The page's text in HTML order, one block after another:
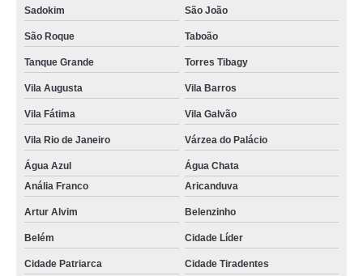
tomografia da coluna lombar Jardim Aracília
tomografias axial Parque São Lucas
tomografia pulmonar em sp Mauá
tomografia pulmonar Bela Vista
preço de tomografia lombar Jaçanã
tomografia dos rins em sp São Roque
clínica para tomografia pulmonar Belenzinho
tomografias dos rins Bosque Maia Guarulhos
Sadokim São João
São Roque Taboão
Tanque Grande Torres Tibagy
Vila Augusta Vila Barros
Vila Fátima Vila Galvão
Vila Rio de Janeiro Várzea do Palácio
Água Azul
Água Chata
Anália Franco
Aricanduva
Artur Alvim Belenzinho
Belém Cidade Líder
Cidade Patriarca Cidade Tiradentes